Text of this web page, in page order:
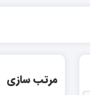
مرتب سازی